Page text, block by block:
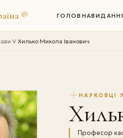
® ГОЛОВНА
V›Хилько Микола Іванович
НАУКОВЦІ
Професор